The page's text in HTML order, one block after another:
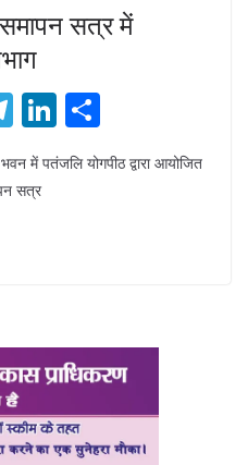
समापन सत्र में
T
el
e
gr
Li
n
k
h
ar
में पतंजलि योगपीठ द्वारा आयोजित
सत्र